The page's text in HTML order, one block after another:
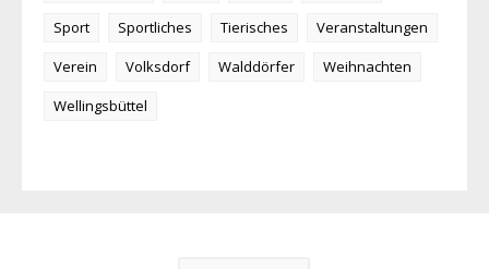
Sport
Sportliches Tierisches
Veranstaltungen
Verein
Volksdorf Walddörfer
Weihnachten
Wellingsbüttel